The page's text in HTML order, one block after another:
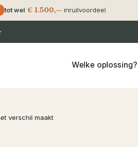
tot wel € 1.500,— inruilvoordeel
Welke oplossing?
verschil maakt